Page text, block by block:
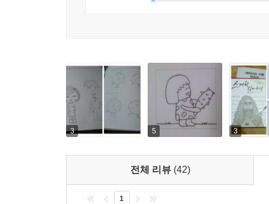
있도록 만든 실전 편이다. 그림이 완성되는 과정
카툰 연습장〉을 열심히 완성해 보면 자신이 만든
3 5 3
전체 리뷰 (42)
1